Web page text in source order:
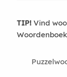
TIP!Vind